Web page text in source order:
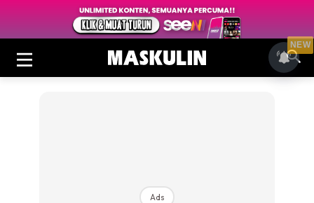
Ads
NEW